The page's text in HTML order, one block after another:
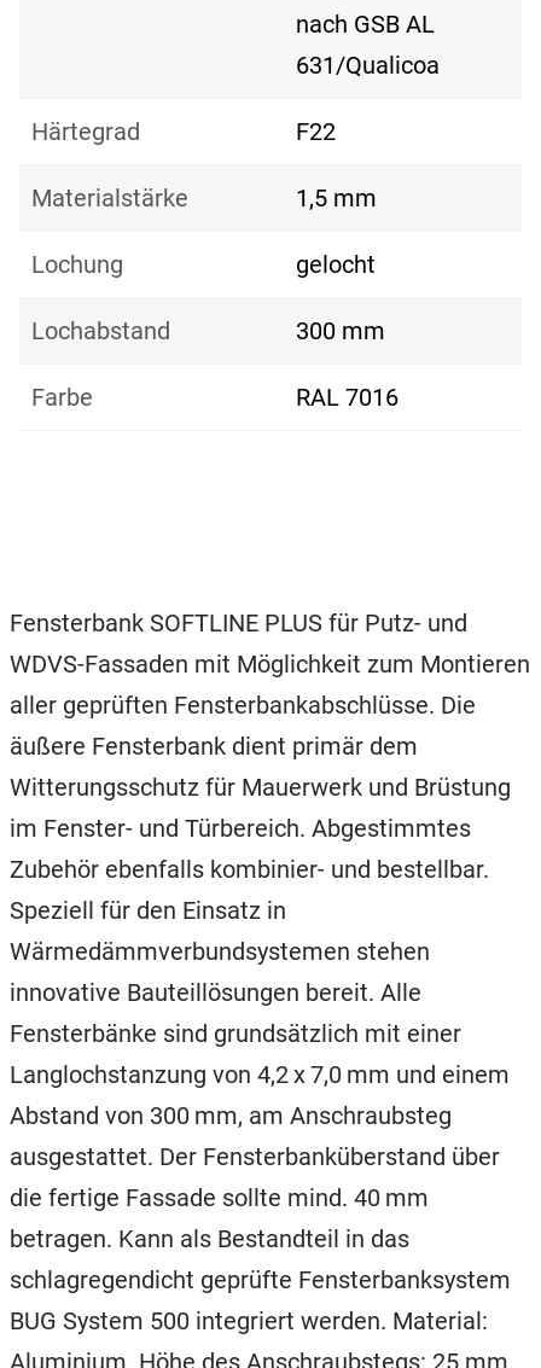
nach GSB AL
631/Qualicoa
Härtegrad F22
Materialstärke 1,5 mm
Lochung gelocht
Lochabstand 300 mm
Farbe RAL 7016
Fensterbank SOFTLINE PLUS für Putz- und
WDVS-Fassaden mit Möglichkeit zum Montieren
aller geprüften Fensterbankabschlüsse. Die
äußere Fensterbank dient primär dem
Witterungsschutz für Mauerwerk und Brüstung
im Fenster- und Türbereich. Abgestimmtes
Zubehör ebenfalls kombinier- und bestellbar.
Speziell für den Einsatz in
Wärmedämmverbundsystemen stehen
innovative Bauteillösungen bereit. Alle
Fensterbänke sind grundsätzlich mit einer
Langlochstanzung von 4,2 x 7,0 mm und einem
Abstand von 300 mm, am Anschraubsteg
ausgestattet. Der Fensterbanküberstand über
die fertige Fassade sollte mind. 40 mm
betragen. Kann als Bestandteil in das
schlagregendicht geprüfte Fensterbanksystem
BUG System 500 integriert werden. Material:
Aluminium. Höhe des Anschraubstegs: 25 mm.